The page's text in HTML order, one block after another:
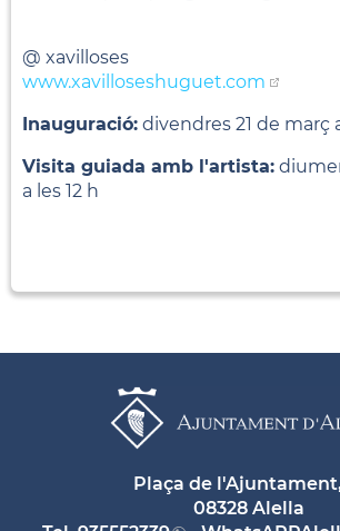
@ xavilloses
www.xavilloseshuguet.com
Inauguració: divendres 21 de març
Visita guiada amb l'artista:
a les 12 h
Plaça de l'Ajuntament,
08328 Alella